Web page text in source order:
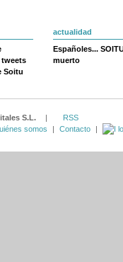
Soitu
actualidad
Españoles...
muerto
S.L. |
RSS
somos | Contacto |